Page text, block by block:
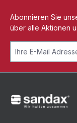
Abonnieren Sie
über alle Aktionen